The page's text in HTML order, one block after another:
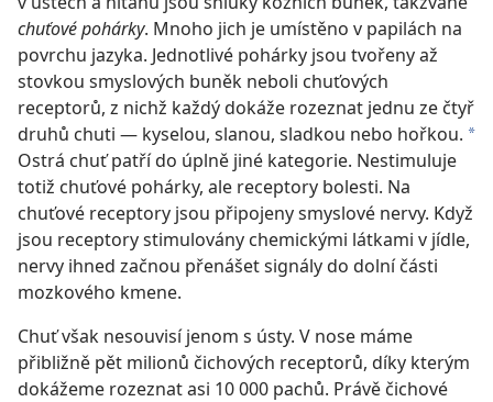
chuťové pohárky. Mnoho jich je umístěno v papilách na
povrchu jazyka. Jednotlivé pohárky jsou tvořeny až
stovkou smyslových buněk neboli chuťových
receptorů, z nichž každý dokáže rozeznat jednu ze čtyř
druhů chuti — kyselou, slanou, sladkou nebo hořkou. *
Ostrá chuť patří do úplně jiné kategorie. Nestimuluje
totiž chuťové pohárky, ale receptory bolesti. Na
chuťové receptory jsou připojeny smyslové nervy. Když
jsou receptory stimulovány chemickými látkami v jídle,
nervy ihned začnou přenášet signály do dolní části
mozkového kmene.
Chuť však nesouvisí jenom s ústy. V nose máme
přibližně pět milionů čichových receptorů, díky kterým
dokážeme rozeznat asi 10 000 pachů. Právě čichové